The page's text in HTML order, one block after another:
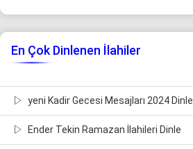
En Çok Dinlenen İlahiler
yeni Kadir Gecesi Mesajları 2024 Dinle
Ender Tekin Ramazan İlahileri Dinle